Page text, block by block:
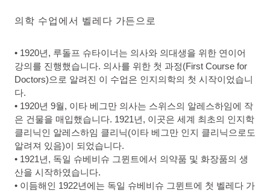
의학 수업에서 벨레다 가든으로
• 1920년, 루돌프 슈타이너는 의사와 의대생을 위한 연이어
강의를 진행했습니다. 의사를 위한 첫 과정(First Course for
Doctors)으로 알려진 이 수업은 인지의학의 첫 시작이었습니
다.
• 1920년 9월, 이타 베그만 의사는 스위스의 알레스하임에 작
은 건물을 매입했습니다. 1921년, 이곳은 세계 최초의 인지학
클리닉인 알레스하임 클리닉(이타 베그만 인지 클리닉으로도
알려져 있음)이 되었습니다.
• 1921년, 독일 슈베비슈 그뮌트에서 의약품 및 화장품의 생
산을 시작하였습니다.
• 이듬해인 1922년에는 독일 슈베비슈 그뮌트에 첫 벨레다 가